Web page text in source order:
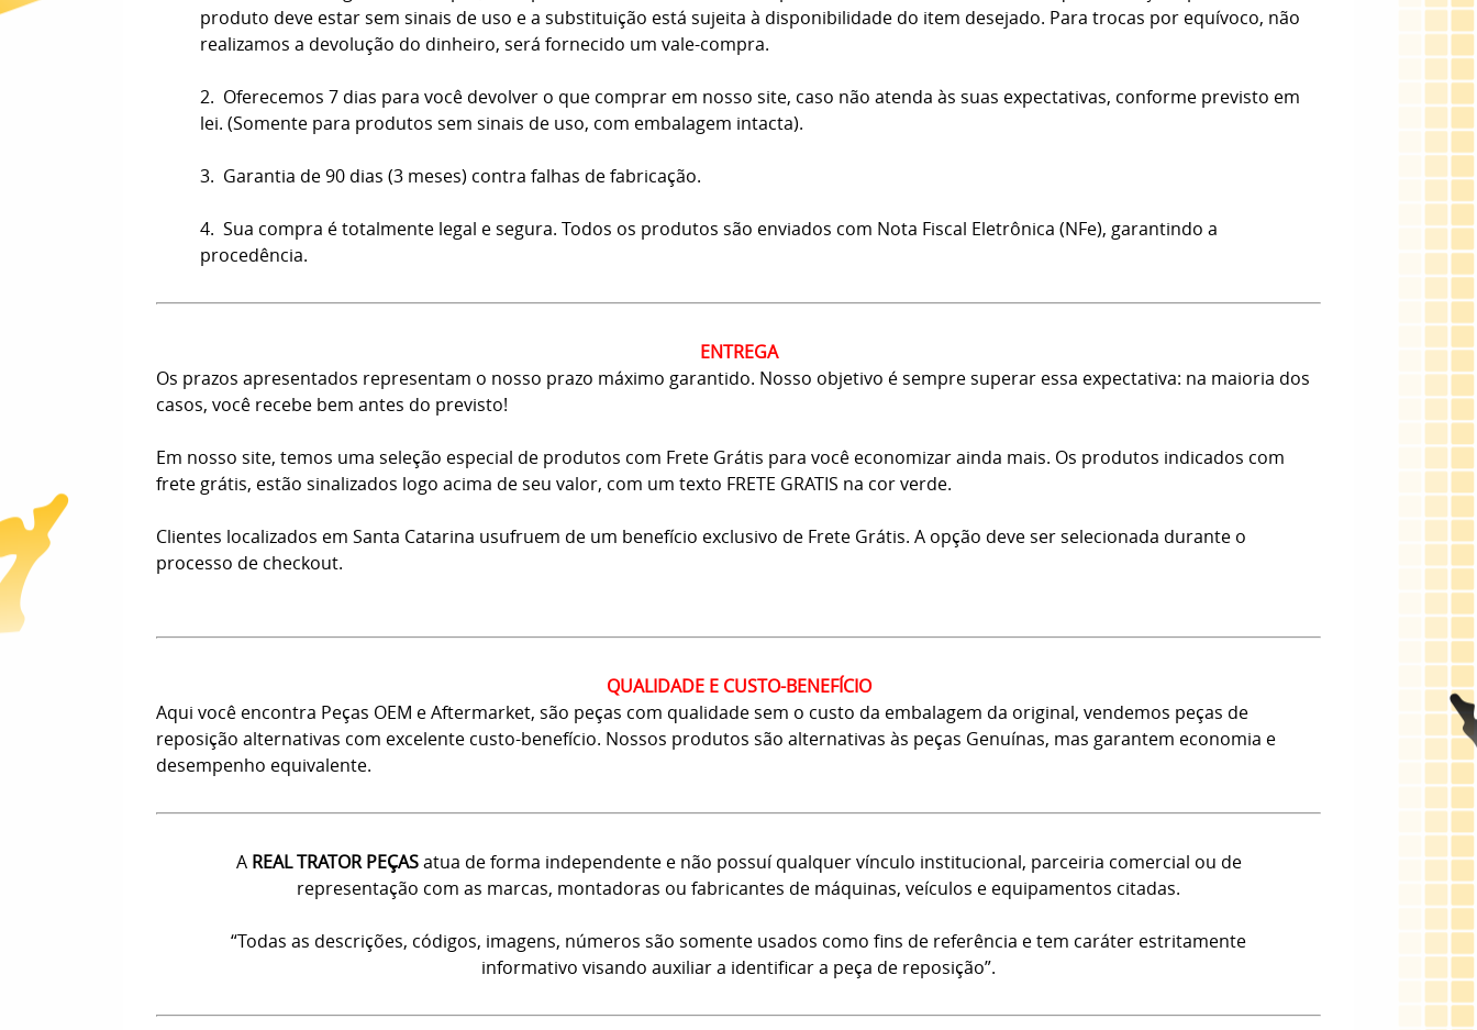
produto deve estar sem sinais de uso e a substituição está sujeita à disponibilidade do item desejado. Para trocas por equívoco, não
realizamos a devolução do dinheiro, será fornecido um vale-compra.
2. Oferecemos 7 dias para você devolver o que comprar em nosso site, caso não atenda às suas expectativas, conforme previsto em
lei. (Somente para produtos sem sinais de uso, com embalagem intacta).
3. Garantia de 90 dias (3 meses) contra falhas de fabricação.
4. Sua compra é totalmente legal e segura. Todos os produtos são enviados com Nota Fiscal Eletrônica (NFe), garantindo a
procedência.
ENTREGA
Os prazos apresentados representam o nosso prazo máximo garantido. Nosso objetivo é sempre superar essa expectativa: na maioria dos
casos, você recebe bem antes do previsto!
Em nosso site, temos uma seleção especial de produtos com Frete Grátis para você economizar ainda mais. Os produtos indicados com
frete grátis, estão sinalizados logo acima de seu valor, com um texto FRETE GRATIS na cor verde.
Clientes localizados em Santa Catarina usufruem de um benefício exclusivo de Frete Grátis. A opção deve ser selecionada durante o
processo de checkout.
QUALIDADE E CUSTO-BENEFÍCIO
Aqui você encontra Peças OEM e Aftermarket, são peças com qualidade sem o custo da embalagem da original, vendemos peças de
reposição alternativas com excelente custo-benefício. Nossos produtos são alternativas às peças Genuínas, mas garantem economia e
desempenho equivalente.
A REAL TRATOR PEÇASatua de forma independente e não possuí qualquer vínculo institucional, parceiria comercial ou de
representação com as marcas, montadoras ou fabricantes de máquinas, veículos e equipamentos citadas.
“Todas as descrições, códigos, imagens, números são somente usados como fins de referência e tem caráter estritamente
informativo visando auxiliar a identificar a peça de reposição”.